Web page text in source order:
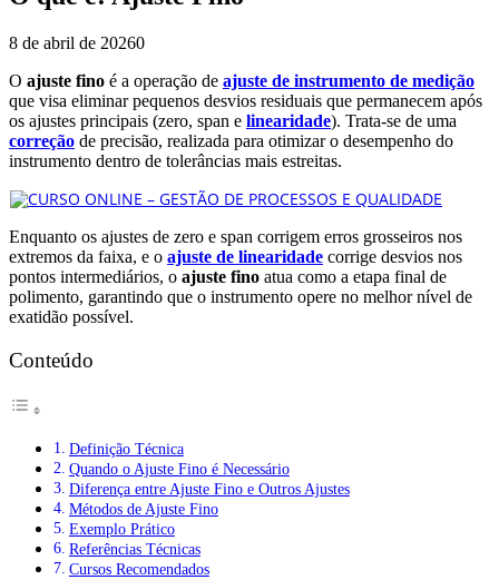
8 de abril de 20260
O ajuste fino é a operação de ajuste de instrumento de medição
que visa eliminar pequenos desvios residuais que permanecem após
os ajustes principais (zero, span e linearidade). Trata-se de uma
correção de precisão, realizada para otimizar o desempenho do
instrumento dentro de tolerâncias mais estreitas.
Enquanto os ajustes de zero e span corrigem erros grosseiros nos
extremos da faixa, e o ajuste de linearidade corrige desvios nos
pontos intermediários, o ajuste fino atua como a etapa final de
polimento, garantindo que o instrumento opere no melhor nível de
exatidão possível.
Conteúdo
Definição Técnica
Quando o Ajuste Fino é Necessário
Diferença entre Ajuste Fino e Outros Ajustes
Métodos de Ajuste Fino
Exemplo Prático
Referências Técnicas
Cursos Recomendados